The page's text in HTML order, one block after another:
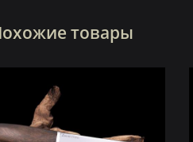
товары